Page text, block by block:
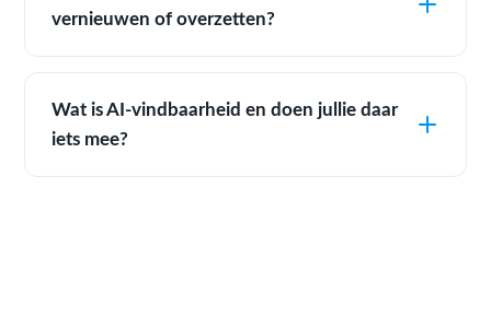
vernieuwen of overzetten?
Wat is AI-vindbaarheid en doen jullie daar
iets mee?